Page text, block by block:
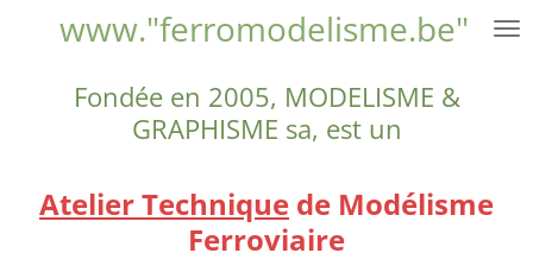
Passer
contenu
principal
www."ferromodelisme.be"
Fondée en 2005, MODELISME &
GRAPHISME sa, est un
Atelier Technique de Modélisme
Ferroviaire